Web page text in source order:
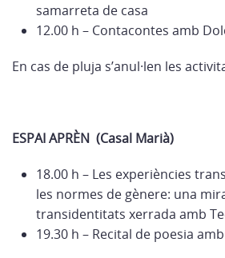
samarreta de casa
12.00 h – Contacontes amb
En cas de pluja s’anul·len les
ESPAI APRÈN (Casal Marià)
18.00 h – Les experiències
les normes de gènere: una
transidentitats xerrada amb
19.30 h – Recital de poesia